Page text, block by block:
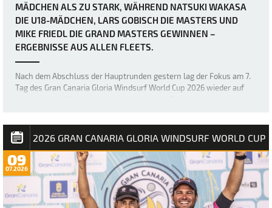
MÄDCHEN ALS ZU STARK, WÄHREND NATSUKI WAKASA
DIE U18-MÄDCHEN, LARS GOBISCH DIE MASTERS UND
MIKE FRIEDL DIE GRAND MASTERS GEWINNEN –
ERGEBNISSE AUS ALLEN FLEETS.
Nach dem Abschluss der Hauptrunden gestern lag der Fokus am 7.
Tag des Gran Canaria Gloria Windsurf World Cup 2026 wieder auf
Masters. Die sich stetig verb…
2026 GRAN CANARIA GLORIA WINDSURF WORLD CUP
09
07.2026